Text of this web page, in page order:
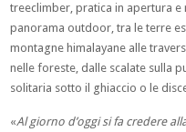
treeclimber, pratica in apertura e
panorama outdoor, tra le terre
montagne himalayane alle
nelle foreste, dalle scalate sulla
solitaria sotto il ghiaccio o le
«Al giorno d’oggi si fa credere